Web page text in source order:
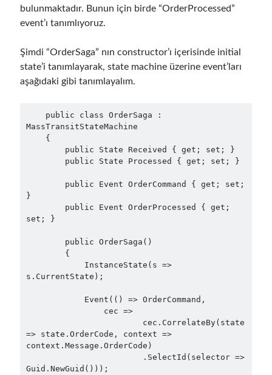
bulunmaktadır. Bunun için birde “OrderProcessed”
event’ı tanımlıyoruz.
Şimdi “OrderSaga” nın constructor’ı içerisinde initial
state’i tanımlayarak, state machine üzerine event’ları
aşağıdaki gibi tanımlayalım.
MassTransitStateMachine
}
set; }
s.CurrentState);
=> state.OrderCode, context =>
context.Message.OrderCode)
Guid.NewGuid()));